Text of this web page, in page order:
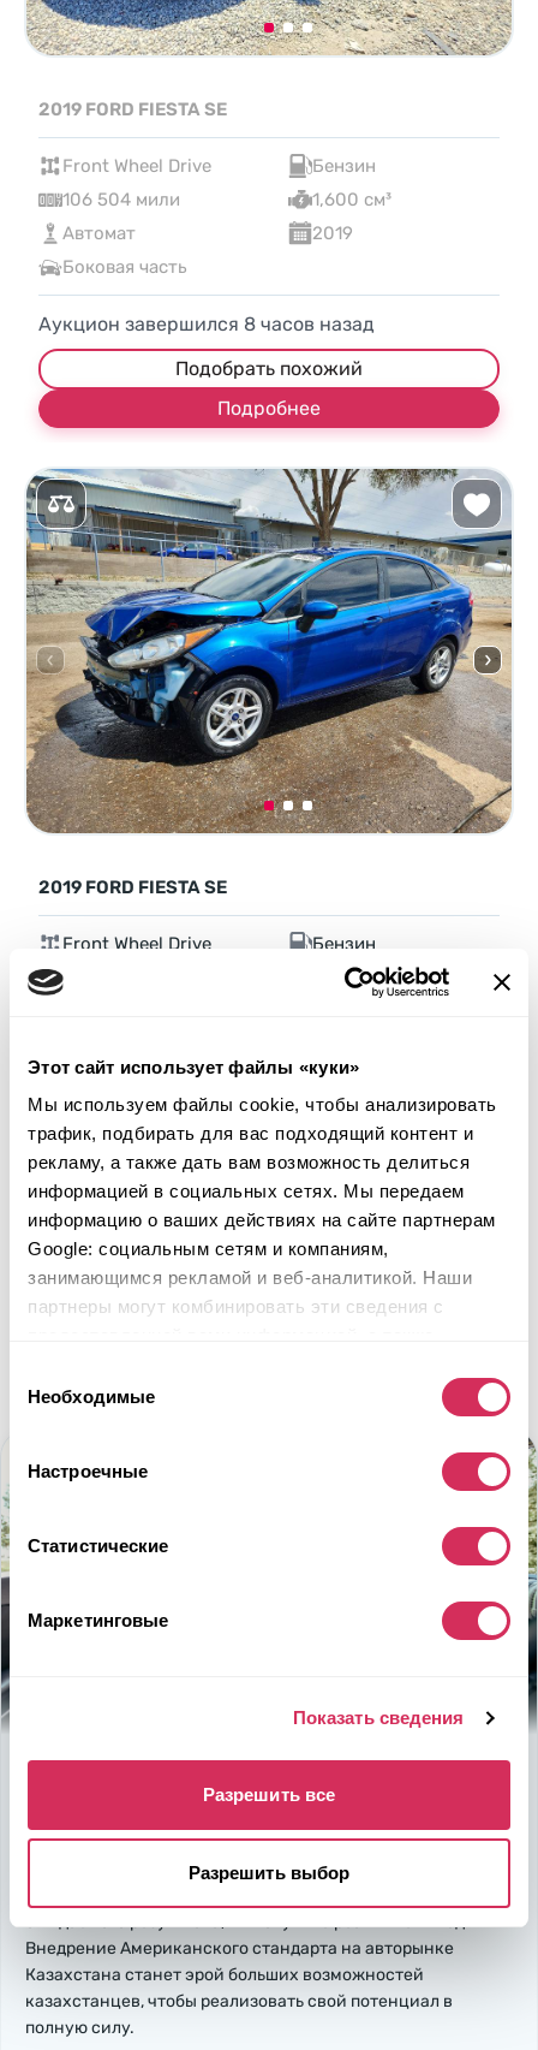
Этот сайт использует файлы «куки»
Мы используем файлы cookie, чтобы анализировать
трафик, подбирать для вас подходящий контент и
рекламу, а также дать вам возможность делиться
информацией в социальных сетях. Мы передаем
информацию о ваших действиях на сайте партнерам
Google: социальным сетям и компаниям,
занимающимся рекламой и веб-аналитикой. Наши
партнеры могут комбинировать эти сведения с
вами их сервисов.
согласия
Необходимые
Настроечные
Статистические
Маркетинговые
Показать сведения
Разрешить все
Разрешить выбор
2019 FORD FIESTA SE
Front Wheel Drive
Бензин
106 504 мили
1,600 см³
Автомат
2019
Боковая часть
Аукцион завершился 8 часов назад
Подобрать похожий
Подробнее
2019 FORD FIESTA SE
Front Wheel Drive
Бензин
85 293 мили
1,600 см³
Аукцион через5дней
Текущая ставка:
$0
Сделать ставку
Подробнее
быть в выигрыше
Надежность, эффективность и слаженность процессов
Внедрение Американского стандарта на авторынке
Казахстана станет эрой больших возможностей
казахстанцев, чтобы реализовать свой потенциал в
полную силу.